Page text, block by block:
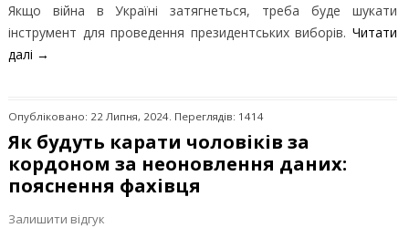
Якщо війна в Україні затягнеться, треба буде шукати
інструмент для проведення президентських виборів. Читати
далі →
Опубліковано: 22 Липня, 2024. Переглядів: 1414
Як будуть карати чоловіків за
кордоном за неоновлення даних:
пояснення фахівця
Залишити відгук